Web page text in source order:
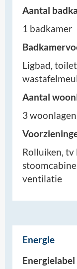
Aantal
1 badkamer
Ligbad,
Aantal
3 woonlagen
Rolluiken,
ventilatie
Energie
Energielabel